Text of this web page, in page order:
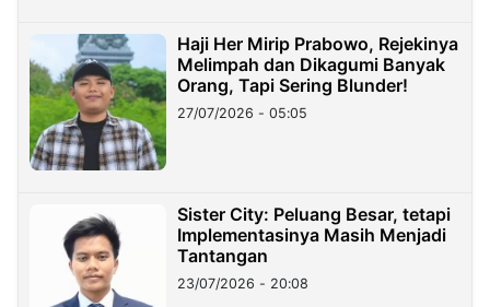
Haji Her Mirip Prabowo, Rejekinya
Melimpah dan Dikagumi Banyak
Orang, Tapi Sering Blunder!
27/07/2026 - 05:05
Sister City: Peluang Besar, tetapi
Implementasinya Masih Menjadi
Tantangan
23/07/2026 - 20:08